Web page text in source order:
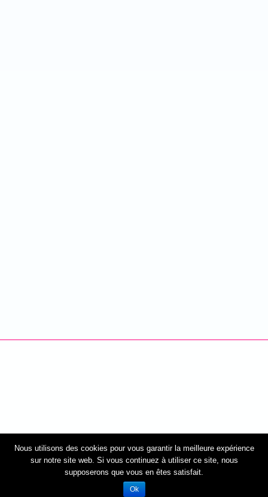
Nous utilisons des cookies pour vous garantir la meilleure expérience
sur notre site web. Si vous continuez à utiliser ce site, nous
supposerons que vous en êtes satisfait.
Ok